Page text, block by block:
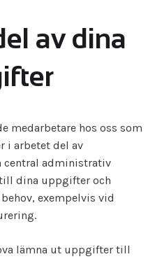
av dina
medarbetare hos oss som
i arbetet del av
central administrativ
dina uppgifter och
exempelvis vid
lämna ut uppgifter till